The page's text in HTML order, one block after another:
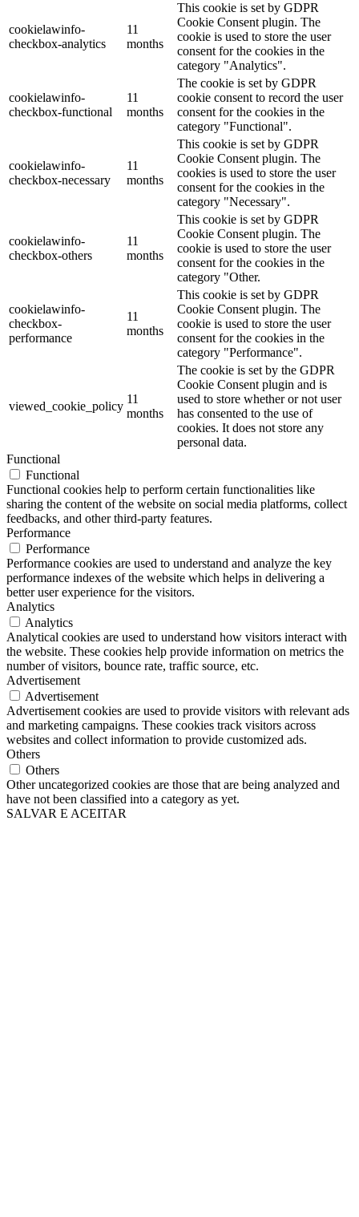
cookielawinfo-
checkbox-analytics
11
months
This cookie is set by GDPR
Cookie Consent plugin. The
cookie is used to store the user
consent for the cookies in the
category "Analytics".
cookielawinfo-
checkbox-functional
11
months
The cookie is set by GDPR
cookie consent to record the user
consent for the cookies in the
category "Functional".
cookielawinfo-
checkbox-necessary
11
months
This cookie is set by GDPR
Cookie Consent plugin. The
cookies is used to store the user
consent for the cookies in the
category "Necessary".
cookielawinfo-
checkbox-others
11
months
This cookie is set by GDPR
Cookie Consent plugin. The
cookie is used to store the user
consent for the cookies in the
category "Other.
cookielawinfo-
checkbox-
performance
11
months
This cookie is set by GDPR
Cookie Consent plugin. The
cookie is used to store the user
consent for the cookies in the
category "Performance".
viewed_cookie_policy
11
months
The cookie is set by the GDPR
Cookie Consent plugin and is
used to store whether or not user
has consented to the use of
cookies. It does not store any
personal data.
Functional
Functional
Functional cookies help to perform certain functionalities like
sharing the content of the website on social media platforms, collect
feedbacks, and other third-party features.
Performance
Performance
Performance cookies are used to understand and analyze the key
performance indexes of the website which helps in delivering a
better user experience for the visitors.
Analytics
Analytics
Analytical cookies are used to understand how visitors interact with
the website. These cookies help provide information on metrics the
number of visitors, bounce rate, traffic source, etc.
Advertisement
Advertisement
Advertisement cookies are used to provide visitors with relevant ads
and marketing campaigns. These cookies track visitors across
websites and collect information to provide customized ads.
Others
Others
Other uncategorized cookies are those that are being analyzed and
have not been classified into a category as yet.
SALVAR E ACEITAR